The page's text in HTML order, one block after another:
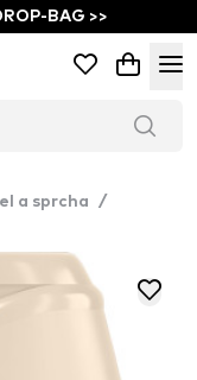
BAG >>
a sprcha
/